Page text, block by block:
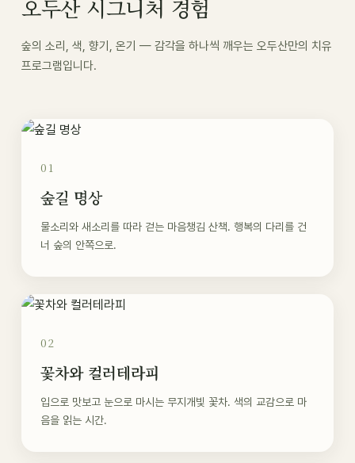
오두산 시그니처 경험
숲의 소리, 색, 향기, 온기 — 감각을 하나씩 깨우는 오두산만의 치유
프로그램입니다.
01
숲길 명상
물소리와 새소리를 따라 걷는 마음챙김 산책. 행복의 다리를 건
너 숲의 안쪽으로.
02
꽃차와 컬러테라피
입으로 맛보고 눈으로 마시는 무지개빛 꽃차. 색의 교감으로 마
음을 읽는 시간.